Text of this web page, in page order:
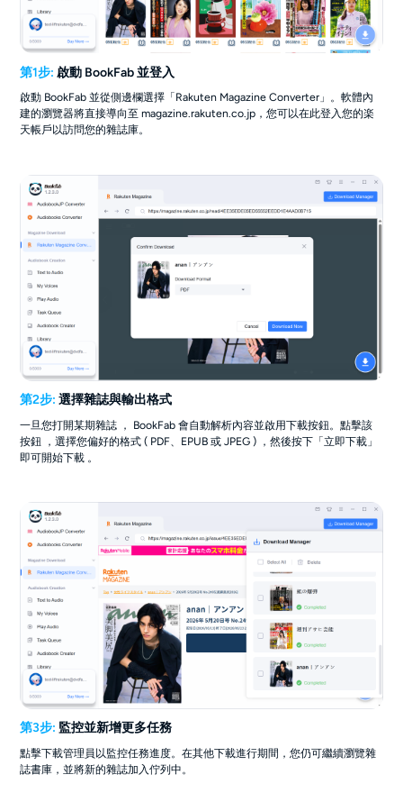
第1步: 啟動 BookFab 並登入
啟動 BookFab 並從側邊欄選擇「Rakuten Magazine Converter」。軟體內
建的瀏覽器將直接導向至 magazine.rakuten.co.jp，您可以在此登入您的楽
天帳戶以訪問您的雜誌庫。
第2步: 選擇雜誌與輸出格式
一旦您打開某期雜誌 ， BookFab 會自動解析內容並啟用下載按鈕。點擊該
按鈕 ，選擇您偏好的格式 ( PDF、EPUB 或 JPEG ) ，然後按下「立即下載」
即可開始下載 。
第3步: 監控並新增更多任務
點擊下載管理員以監控任務進度。在其他下載進行期間，您仍可繼續瀏覽雜
誌書庫，並將新的雜誌加入佇列中。